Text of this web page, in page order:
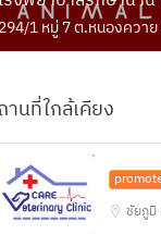
1 หมู่ 7 ต.หนองควาย
านที่ใกล้เคียง
ชัยภูมิ